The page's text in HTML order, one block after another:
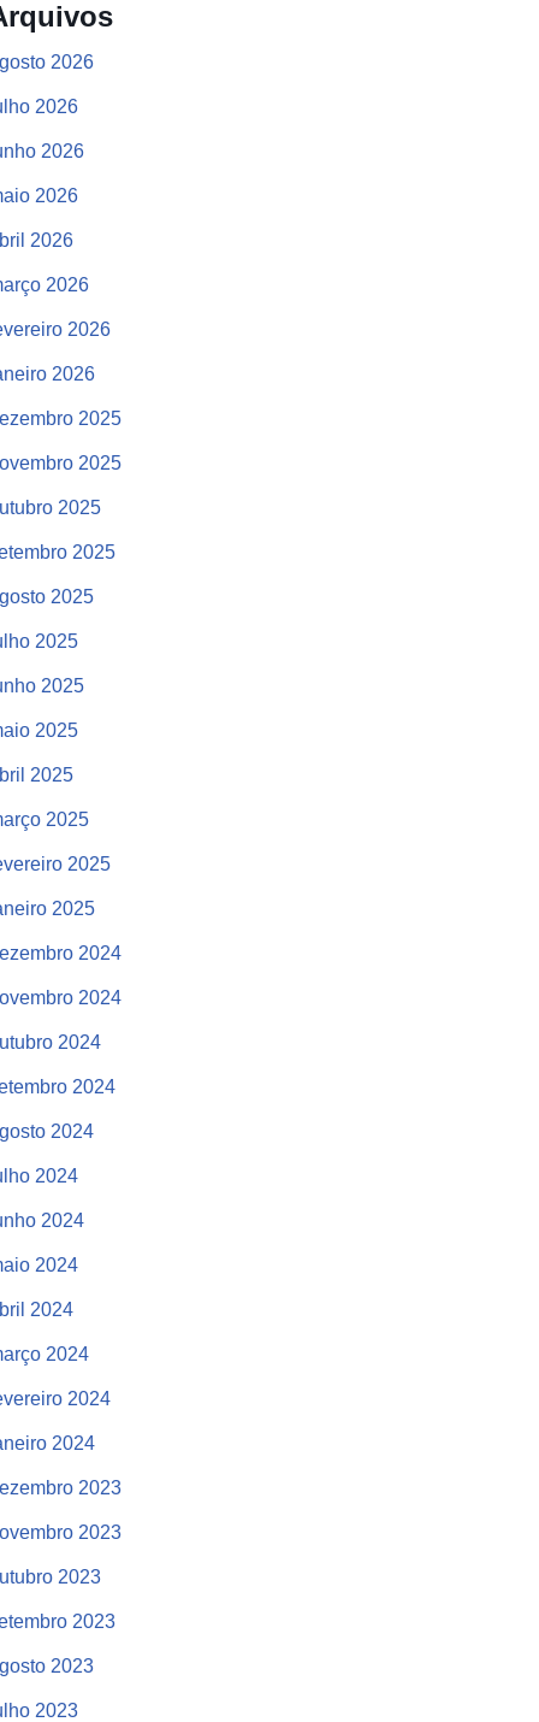
2026
2026
2026
2026
2026
2026
2026
2026
2025
2025
2025
2025
2025
2025
2025
2025
2025
2025
2025
2025
2024
2024
2024
2024
2024
2024
2024
2024
2024
2024
2024
2024
2023
2023
2023
2023
2023
2023